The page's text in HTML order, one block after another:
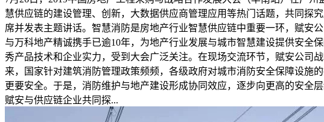
慧供应链的建设管理、创新，大数据供应商管理应用等热门话题，共同探
席并发表主题讲话。智慧消防是房地产行业智慧供应链中重要一环，赋安
与万科地产精诚携手已逾10年，为地产行业发展与城市智慧建设提供安全
秀产品技术和企业实力，受到大会广泛关注。在现场交流环节，赋安公司
来，国家针对建筑消防管理政策频频，各级政府对城市消防安全保障设施
更要安全。于是，消防维护与地产建设形成协同效应，逐步向更高的安全
赋安与供应链企业共同探...